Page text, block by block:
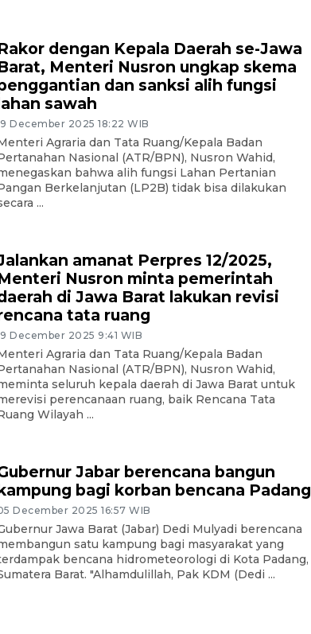
dengan Kepala Daerah se-Jawa
Menteri Nusron ungkap skema
dan sanksi alih fungsi
sawah
December 2025 18:22 WIB
Agraria dan Tata Ruang/Kepala Badan
Nasional (ATR/BPN), Nusron Wahid,
bahwa alih fungsi Lahan Pertanian
Berkelanjutan (LP2B) tidak bisa dilakukan
...
amanat Perpres 12/2025,
Nusron minta pemerintah
di Jawa Barat lakukan revisi
tata ruang
December 2025 9:41 WIB
Agraria dan Tata Ruang/Kepala Badan
Nasional (ATR/BPN), Nusron Wahid,
seluruh kepala daerah di Jawa Barat untuk
perencanaan ruang, baik Rencana Tata
Wilayah ...
Jabar berencana bangun
bagi korban bencana Padang
December 2025 16:57 WIB
Jawa Barat (Jabar) Dedi Mulyadi berencana
satu kampung bagi masyarakat yang
bencana hidrometeorologi di Kota Padang,
Barat. "Alhamdulillah, Pak KDM (Dedi ...
Penyelesaian pembentukan
05 August 2026 10:33 WIB